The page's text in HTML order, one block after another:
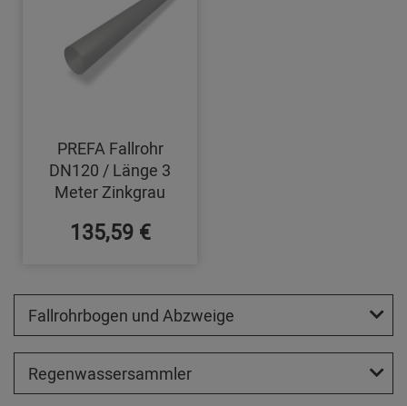
PREFA Fallrohr
DN120 / Länge 3
Meter Zinkgrau
135,59 €
Fallrohrbogen und Abzweige
Regenwassersammler